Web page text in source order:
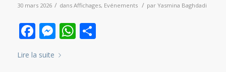
30 mars 2026 / dans Affichages, Evénements / par Yasmina Baghdadi
Facebook
Messenger
WhatsApp
Partager
Lire la suite